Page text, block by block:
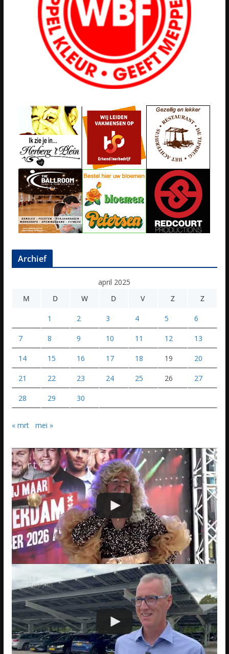
Archief
april 2025
M
D W D V Z Z
1 2 3 4 5 6
7 8 9 10 11 12 13
14 15 16 17 18 19 20
21 22 23 24 25 26 27
28 29 30
« mrt mei »